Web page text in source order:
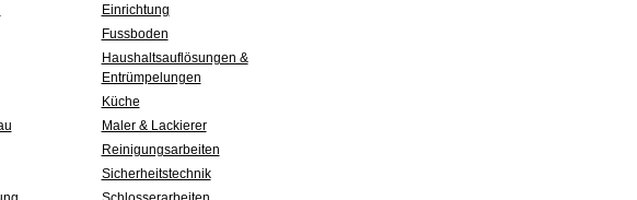
Einrichtung
Fussboden
Haushaltsauflösungen &
Entrümpelungen
Küche
Maler & Lackierer
Reinigungsarbeiten
Sicherheitstechnik